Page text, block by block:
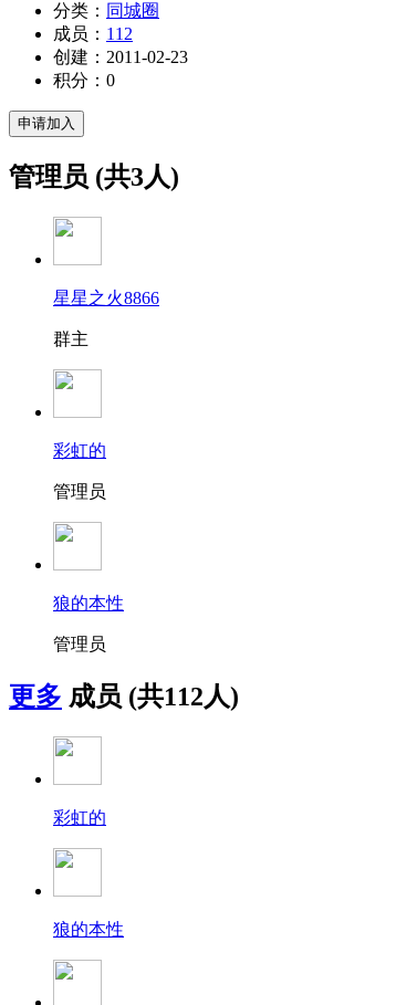
分类： 同城圈
成员： 112
创建： 2011-02-23
积分： 0
申请加入
管理员 (共3人)
星星之火8866
群主
彩虹的
管理员
狼的本性
管理员
更多 成员 (共112人)
彩虹的
狼的本性